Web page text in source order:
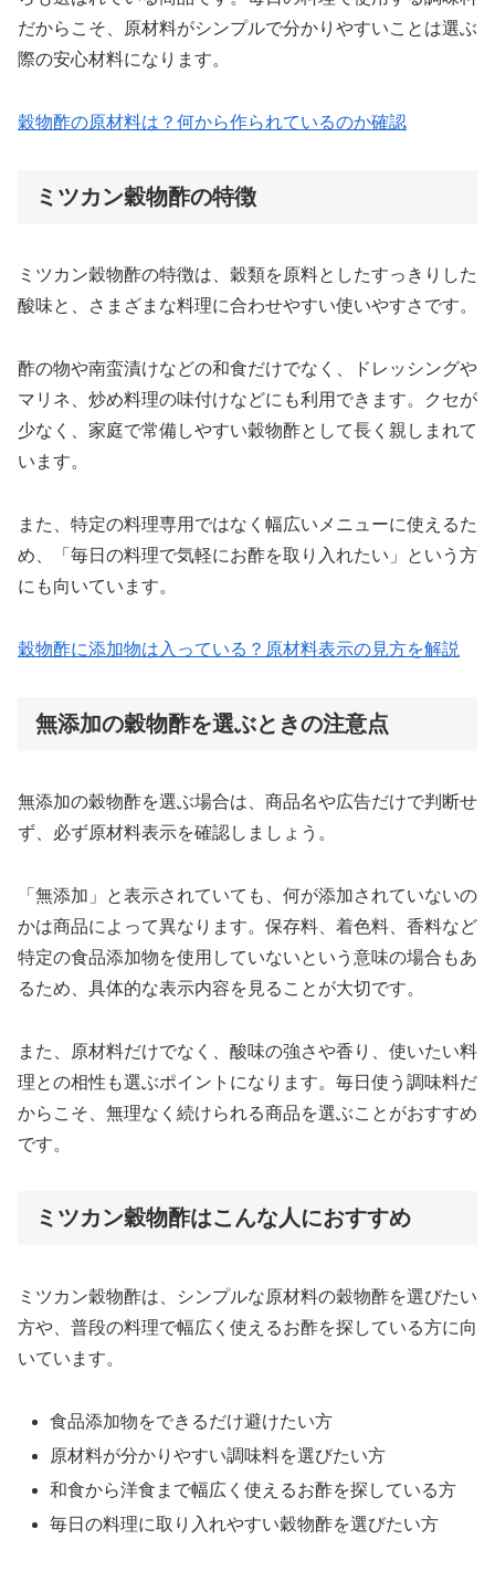
だからこそ、原材料がシンプルで分かりやすいことは選ぶ
際の安心材料になります。
穀物酢の原材料は？何から作られているのか確認
ミツカン穀物酢の特徴
ミツカン穀物酢の特徴は、穀類を原料としたすっきりした
酸味と、さまざまな料理に合わせやすい使いやすさです。
酢の物や南蛮漬けなどの和食だけでなく、ドレッシングや
マリネ、炒め料理の味付けなどにも利用できます。クセが
少なく、家庭で常備しやすい穀物酢として長く親しまれて
います。
また、特定の料理専用ではなく幅広いメニューに使えるた
め、「毎日の料理で気軽にお酢を取り入れたい」という方
にも向いています。
穀物酢に添加物は入っている？原材料表示の見方を解説
無添加の穀物酢を選ぶときの注意点
無添加の穀物酢を選ぶ場合は、商品名や広告だけで判断せ
ず、必ず原材料表示を確認しましょう。
「無添加」と表示されていても、何が添加されていないの
かは商品によって異なります。保存料、着色料、香料など
特定の食品添加物を使用していないという意味の場合もあ
るため、具体的な表示内容を見ることが大切です。
また、原材料だけでなく、酸味の強さや香り、使いたい料
理との相性も選ぶポイントになります。毎日使う調味料だ
からこそ、無理なく続けられる商品を選ぶことがおすすめ
です。
ミツカン穀物酢はこんな人におすすめ
ミツカン穀物酢は、シンプルな原材料の穀物酢を選びたい
方や、普段の料理で幅広く使えるお酢を探している方に向
いています。
食品添加物をできるだけ避けたい方
原材料が分かりやすい調味料を選びたい方
和食から洋食まで幅広く使えるお酢を探している方
毎日の料理に取り入れやすい穀物酢を選びたい方